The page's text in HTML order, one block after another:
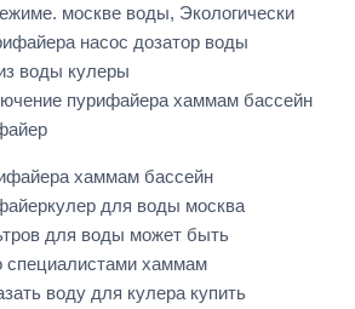
москве воды, Экологически
насос дозатор воды
воды кулеры
пурифайера хаммам бассейн
хаммам бассейн
для воды москва
для воды может быть
специалистами хаммам
воду для кулера купить